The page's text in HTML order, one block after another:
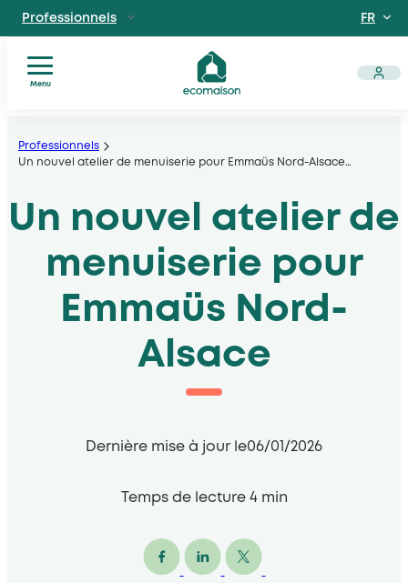
au
contenu
Particuliers
Site dédié aux particuliers
Professionnels
Acteurs solidaires, collectivités locales, opérateurs
Apprendre à mieux nous connaitre
FR
Menu
êtes
services
Nos
Actualités
Documents
Professionnels
Un nouvel atelier de menuiserie pour Emmaüs Nord-Alsace…
Un nouvel atelier de
menuiserie pour
Emmaüs Nord-
Alsace
Dernière mise à jour le06/01/2026
Temps de lecture 4 min